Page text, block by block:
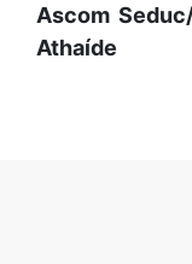
Ascom
Athaíde